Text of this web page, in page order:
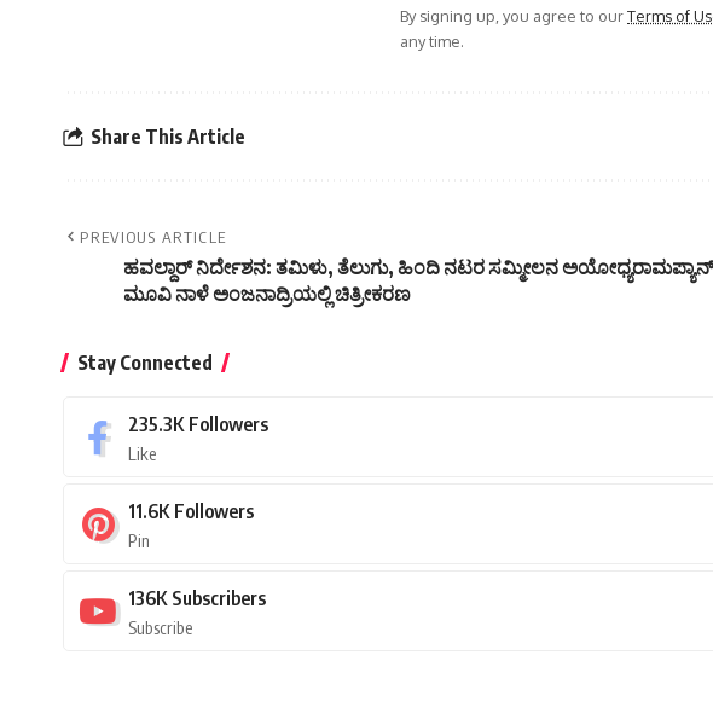
By signing up, you agree to ourTerms of
any time.
Share This Article
PREVIOUS ARTICLE
ಹವಲ್ದಾರ್ ನಿರ್ದೇಶನ: ತಮಿಳು, ತೆಲುಗು, ಹಿಂದಿ ನಟರ ಸಮ್ಮೀಲನ
ಮೂವಿ ನಾಳೆ ಅಂಜನಾದ್ರಿಯಲ್ಲಿ ಚಿತ್ರೀಕರಣ
Stay Connected
235.3K Followers
Like
11.6K Followers
Pin
136K Subscribers
Subscribe